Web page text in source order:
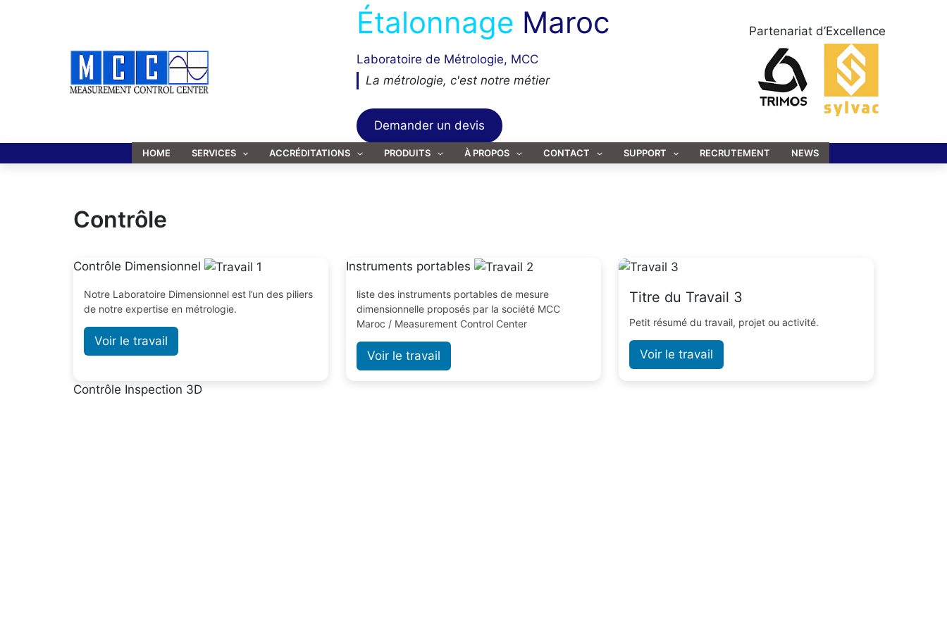
Étalonnage Maroc
Laboratoire de Métrologie, MCC
La métrologie, c'est notre métier
Demander un devis
Partenariat d’Excellence
HOME SERVICES ACCRÉDITATIONS PRODUITS À PROPOS CONTACT SUPPORT RECRUTEMENT NEWS
Contrôle
Contrôle Dimensionnel
Notre Laboratoire Dimensionnel est l’un des piliers
de notre expertise en métrologie.
Voir le travail
Instruments portables
liste des instruments portables de mesure
dimensionnelle proposés par la société MCC
Maroc / Measurement Control Center
Voir le travail
Titre du Travail 3
Petit résumé du travail, projet ou activité.
Voir le travail
Contrôle Inspection 3D